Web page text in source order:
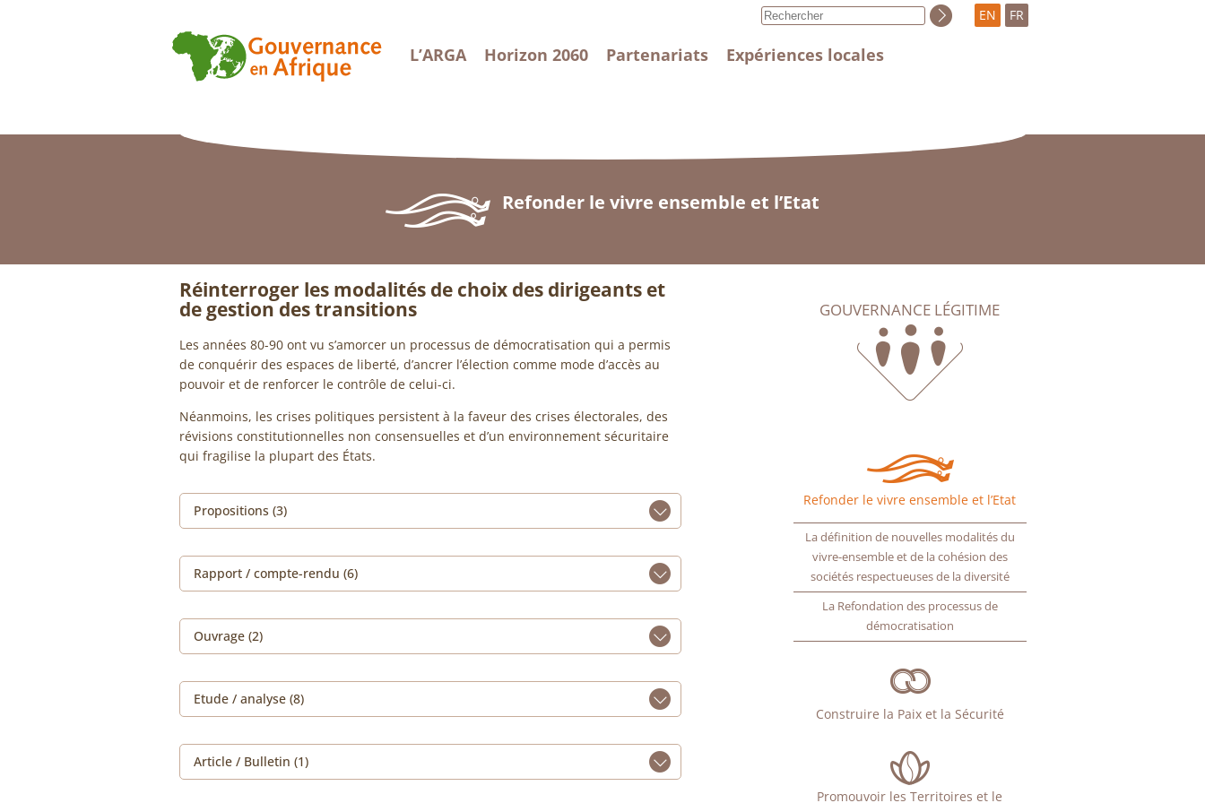
L’ARGA Horizon 2060 Partenariats Expériences locales
EN FR
Refonder le vivre ensemble et l’Etat
Réinterroger les modalités de choix des dirigeants et
de gestion des transitions
Les années 80-90 ont vu s’amorcer un processus de démocratisation qui a permis
de conquérir des espaces de liberté, d’ancrer l’élection comme mode d’accès au
pouvoir et de renforcer le contrôle de celui-ci.
Néanmoins, les crises politiques persistent à la faveur des crises électorales, des
révisions constitutionnelles non consensuelles et d’un environnement sécuritaire
qui fragilise la plupart des États.
Propositions (3)
Rapport / compte-rendu (6)
Ouvrage (2)
Etude / analyse (8)
Article / Bulletin (1)
GOUVERNANCE LÉGITIME
Refonder le vivre ensemble et l’Etat
La définition de nouvelles modalités du
vivre-ensemble et de la cohésion des
sociétés respectueuses de la diversité
La Refondation des processus de
démocratisation
Construire la Paix et la Sécurité
Promouvoir les Territoires et le